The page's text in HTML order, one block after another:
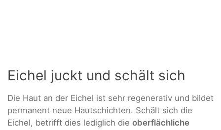
Eichel juckt und schält sich
Die Haut an der Eichel ist sehr regenerativ und bildet
permanent neue Hautschichten. Schält sich die
Eichel, betrifft dies lediglich die oberflächliche